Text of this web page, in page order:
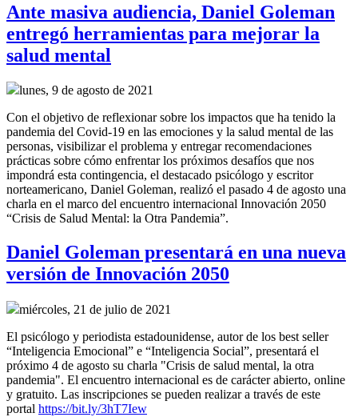
Ante masiva audiencia, Daniel Goleman
entregó herramientas para mejorar la
salud mental
lunes, 9 de agosto de 2021
Con el objetivo de reflexionar sobre los impactos que ha tenido la
pandemia del Covid-19 en las emociones y la salud mental de las
personas, visibilizar el problema y entregar recomendaciones
prácticas sobre cómo enfrentar los próximos desafíos que nos
impondrá esta contingencia, el destacado psicólogo y escritor
norteamericano, Daniel Goleman, realizó el pasado 4 de agosto una
charla en el marco del encuentro internacional Innovación 2050
“Crisis de Salud Mental: la Otra Pandemia”.
Daniel Goleman presentará en una nueva
versión de Innovación 2050
miércoles, 21 de julio de 2021
El psicólogo y periodista estadounidense, autor de los best seller
“Inteligencia Emocional” e “Inteligencia Social”, presentará el
próximo 4 de agosto su charla "Crisis de salud mental, la otra
pandemia". El encuentro internacional es de carácter abierto, online
y gratuito. Las inscripciones se pueden realizar a través de este
portal https://bit.ly/3hT7Iew